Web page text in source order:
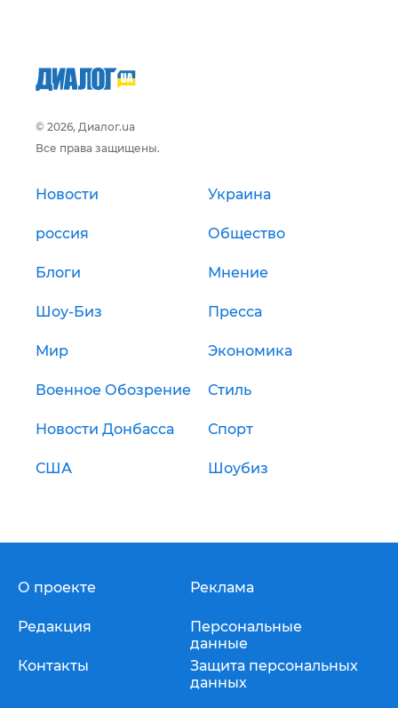
© 2026, Диалог.ua
Все права защищены.
Новости Украина
россия Общество
Блоги Мнение
Шоу-Биз Пресса
Мир Экономика
Военное Обозрение Стиль
Новости Донбасса Спорт
США Шоубиз
О проекте
Редакция
Контакты
Реклама
Персональные
данные
Защита персональных
данных